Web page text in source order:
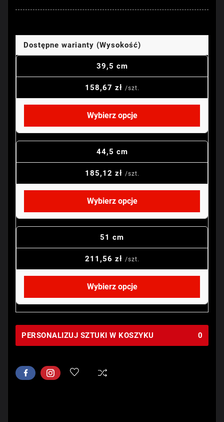
Dostępne warianty (Wysokość)
39,5 cm
158,67 zł /szt.
Wybierz opcje
44,5 cm
185,12 zł /szt.
Wybierz opcje
51 cm
211,56 zł /szt.
Wybierz opcje
PERSONALIZUJ SZTUKI W KOSZYKU 0